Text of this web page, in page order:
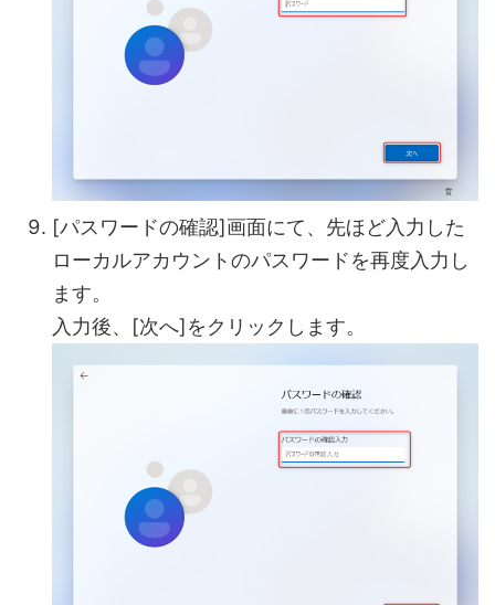
[パスワードの確認]画面にて、先ほど入力した
ローカルアカウントのパスワードを再度入力し
ます。
入力後、[次へ]をクリックします。